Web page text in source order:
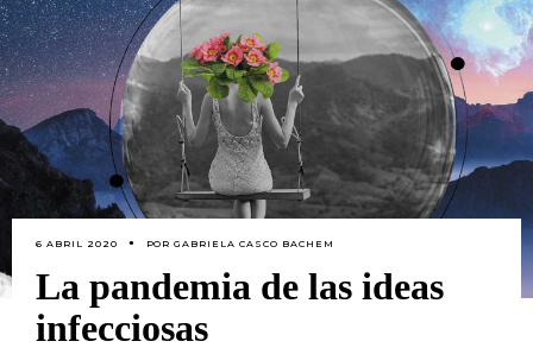
6 ABRIL 2020 PORGABRIELA CASCO BACHEM
La pandemia de las ideas
infecciosas